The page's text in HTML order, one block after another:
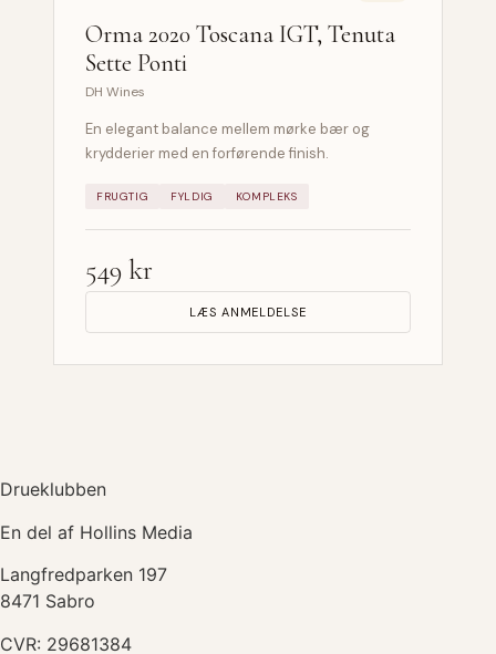
Orma 2020 Toscana IGT, Tenuta
Sette Ponti
DH Wines
En elegant balance mellem mørke bær og
krydderier med en forførende finish.
FRUGTIG FYLDIG KOMPLEKS
549 kr
LÆS ANMELDELSE
Drueklubben
En del af Hollins Media
Langfredparken 197
8471 Sabro
CVR: 29681384